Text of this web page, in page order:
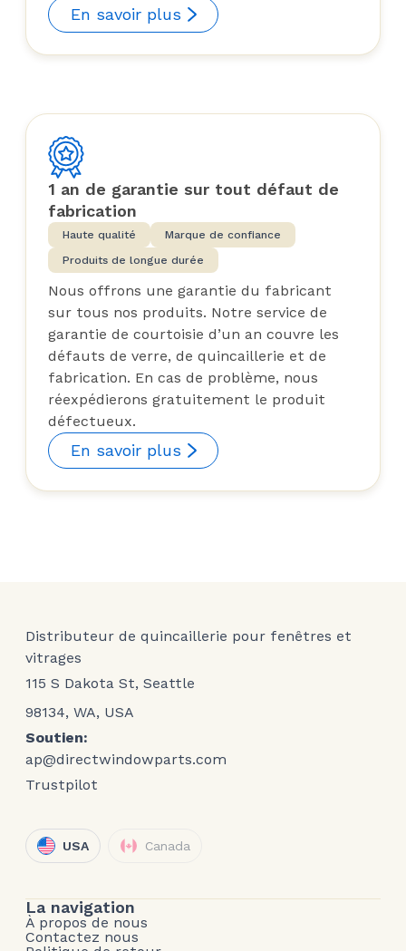
En savoir plus
1 an de garantie sur tout défaut de
fabrication
Haute qualité
Marque de confiance
Produits de longue durée
Nous offrons une garantie du fabricant
sur tous nos produits. Notre service de
garantie de courtoisie d’un an couvre les
défauts de verre, de quincaillerie et de
fabrication. En cas de problème, nous
réexpédierons gratuitement le produit
défectueux.
En savoir plus
Distributeur de quincaillerie pour fenêtres et
vitrages
115 S Dakota St, Seattle
98134, WA, USA
Soutien:
ap@directwindowparts.com
Trustpilot
USA Canada
La navigation
À propos de nous
Contactez nous